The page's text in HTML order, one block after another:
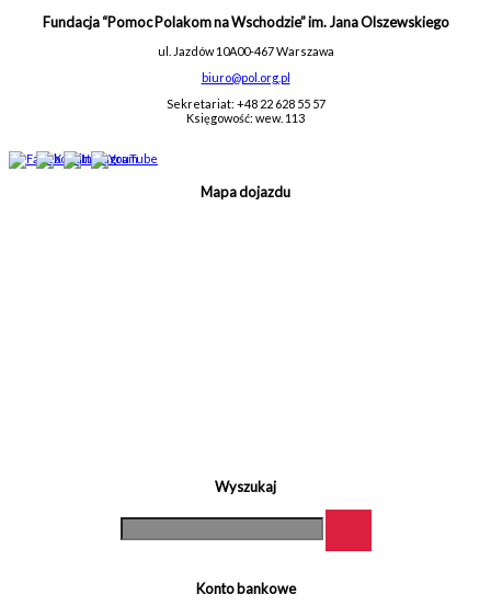
Fundacja “Pomoc Polakom na Wschodzie” im. Jana Olszewskiego
ul. Jazdów 10A00-467 Warszawa
biuro@pol.org.pl
Sekretariat: +48 22 628 55 57
Księgowość: wew. 113
Mapa dojazdu
Wyszukaj
Konto bankowe